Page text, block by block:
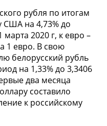
рубля по итогам
США на 4,73% до
марта 2020 г, к евро –
1 евро. В свою
белорусский рубль
на 1,33% до 3,3406
два месяца
составило
к российскому